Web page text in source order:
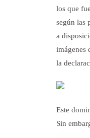
los que
según las
a
imágenes
la
Este
Sin